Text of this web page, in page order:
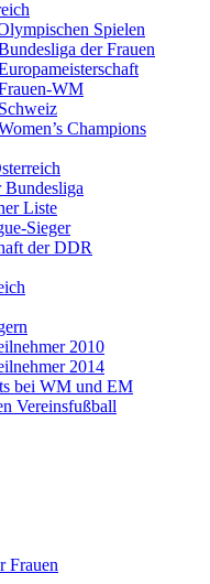
Spielen
der Frauen
WM
Champions
Bundesliga
Liste
Sieger
der DDR
2010
2014
bei WM und EM
Vereinsfußball
Frauen